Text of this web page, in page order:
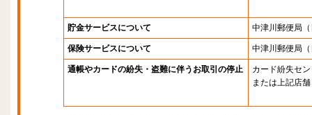
貯金サービスについて 中津川郵便局
保険サービスについて 中津川郵便局
通帳やカードの紛失・盗難に伴うお取引の停止
カード紛失セ
または上記店舗